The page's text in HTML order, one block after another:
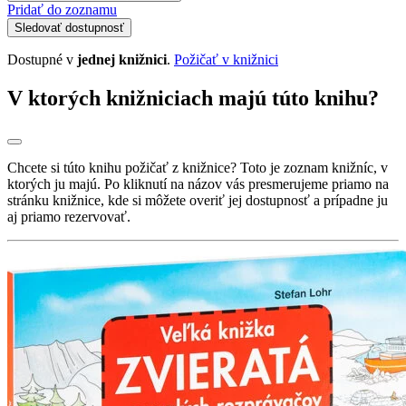
Pridať do zoznamu
Sledovať dostupnosť
Dostupné v jednej knižnici. Požičať v knižnici
V ktorých knižniciach majú túto knihu?
Chcete si túto knihu požičať z knižnice? Toto je zoznam knižníc, v
ktorých ju majú. Po kliknutí na názov vás presmerujeme priamo na
stránku knižnice, kde si môžete overiť jej dostupnosť a prípadne ju
aj priamo rezervovať.